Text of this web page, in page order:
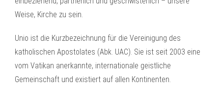
Weise, Kirche zu sein.
Unio ist die Kurzbezeichnung für die Vereinigung des
katholischen Apostolates (Abk. UAC). Sie ist seit 2003 eine
vom Vatikan anerkannte, internationale geistliche
Gemeinschaft und existiert auf allen Kontinenten.